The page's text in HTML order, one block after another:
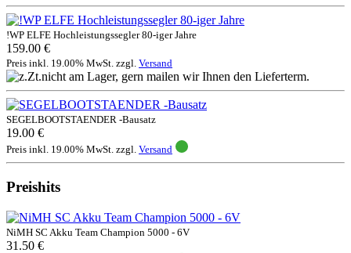
!WP ELFE Hochleistungssegler 80-iger Jahre
159.00 €
Preis inkl. 19.00% MwSt. zzgl. Versand
SEGELBOOTSTAENDER -Bausatz
19.00 €
Preis inkl. 19.00% MwSt. zzgl. Versand
Preishits
NiMH SC Akku Team Champion 5000 - 6V
31.50 €